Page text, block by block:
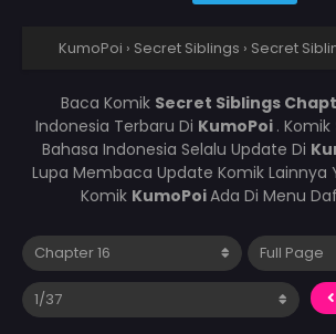
KumoPoi › Secret Siblings › Secret
Baca Komik Secret Siblings
Indonesia Terbaru Di KumoPoi . Komik
Bahasa Indonesia Selalu Update Di
Lupa Membaca Update Komik Lainnya
Komik KumoPoiAda Di Menu